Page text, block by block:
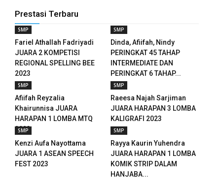
Prestasi Terbaru
SMP
Fariel Athallah Fadriyadi
JUARA 2 KOMPETISI
REGIONAL SPELLING BEE
2023
SMP
Dinda, Afiifah, Nindy
PERINGKAT 45 TAHAP
INTERMEDIATE DAN
PERINGKAT 6 TAHAP...
SMP
Afiifah Reyzalia
Khairunnisa JUARA
HARAPAN 1 LOMBA MTQ
2023
SMP
Raeesa Najah Sarjiman
JUARA HARAPAN 3 LOMBA
KALIGRAFI 2023
SMP
Kenzi Aufa Nayottama
JUARA 1 ASEAN SPEECH
FEST 2023
SMP
Rayya Kaurin Yuhendra
JUARA HARAPAN 1 LOMBA
KOMIK STRIP DALAM
HANJABA...